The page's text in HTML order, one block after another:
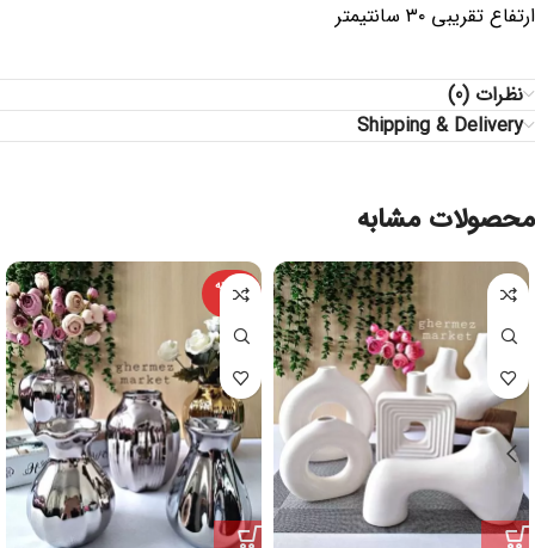
ارتفاع تقریبی ۳۰ سانتیمتر
نظرات (0)
Shipping & Delivery
محصولات مشابه
فروخته
شده